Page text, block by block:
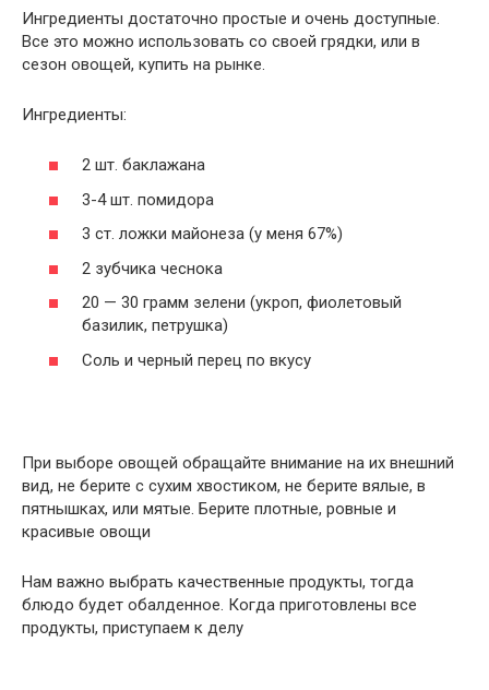
Ингредиенты достаточно простые и очень доступные.
Все это можно использовать со своей грядки, или в
сезон овощей, купить на рынке.
Ингредиенты:
2 шт. баклажана
3-4 шт. помидора
3 ст. ложки майонеза (у меня 67%)
2 зубчика чеснока
20 — 30 грамм зелени (укроп, фиолетовый
базилик, петрушка)
Соль и черный перец по вкусу
При выборе овощей обращайте внимание на их внешний
вид, не берите с сухим хвостиком, не берите вялые, в
пятнышках, или мятые. Берите плотные, ровные и
красивые овощи
Нам важно выбрать качественные продукты, тогда
блюдо будет обалденное. Когда приготовлены все
продукты, приступаем к делу